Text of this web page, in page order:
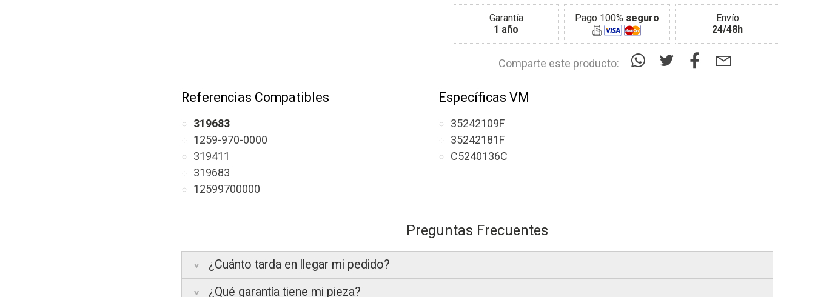
Garantía
1 año
Pago 100% seguro
Envío
24/48h
Comparte este producto:
Referencias Compatibles
319683
1259-970-0000
319411
319683
12599700000
Específicas VM
35242109F
35242181F
C5240136C
Preguntas Frecuentes
¿Cuánto tarda en llegar mi pedido?
¿Qué garantía tiene mi pieza?